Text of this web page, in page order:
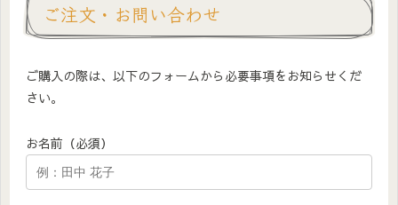
ご注文・お問い合わせ
ご購入の際は、以下のフォームから必要事項をお知らせくだ
さい。
お名前（必須）